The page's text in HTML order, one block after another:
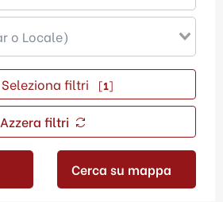
Seleziona filtri [1]
Azzera filtri
Cerca su mappa